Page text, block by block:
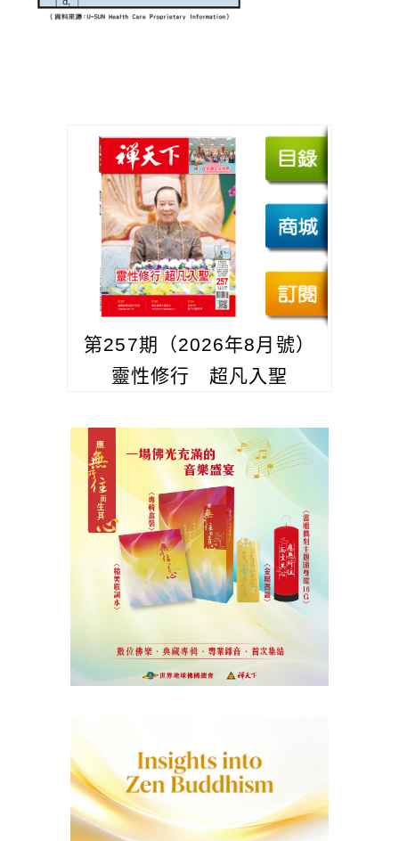
第257期（2026年8月號）
靈性修行 超凡入聖